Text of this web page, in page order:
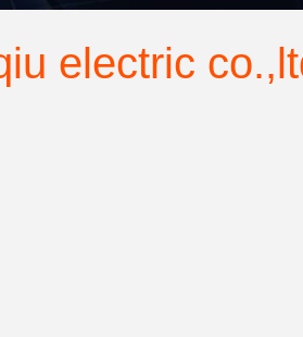
electric